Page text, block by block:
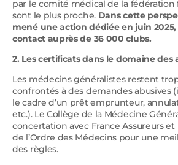
par le comité médical de la fédération
sont le plus proche. Dans cette
mené une action dédiée en juin
contact auprès de 36 000 clubs.
2. Les certificats dans le domaine des
Les médecins généralistes restent
confrontés à des demandes abusives
le cadre d’un prêt emprunteur,
etc.). Le Collège de la Médecine
concertation avec France Assureurs et
de l’Ordre des Médecins pour une
des règles.